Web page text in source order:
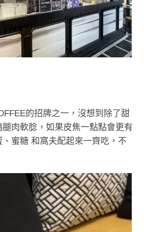
的招牌之一，沒想到除了甜
肉軟腍，如果皮焦一點點會更有
蜜糖 和窩夫配起來一齊吃，不